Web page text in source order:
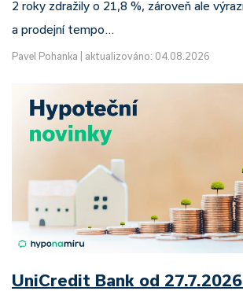
2 roky zdražily o 21,8 %, zároveň ale
a prodejní tempo…
Pavel Pohanka aktualizováno: 04.08.2026
UniCredit Bank od